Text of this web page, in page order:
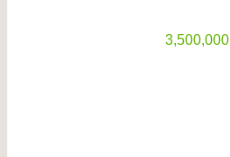
3,500,000